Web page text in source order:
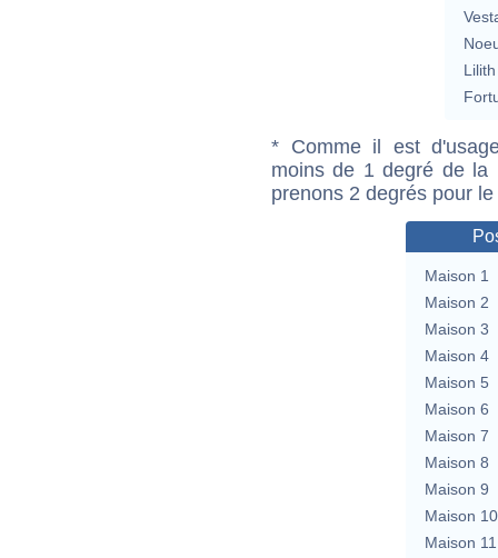
Lilith
* Comme il est
moins de 1 degré de la
prenons 2 degrés pour
Maison 1
Maison 2
Maison 3
Maison 4
Maison 5
Maison 6
Maison 7
Maison 8
Maison 9
Maison 10
Maison 11